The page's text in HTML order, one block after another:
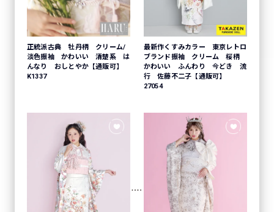
正統派古典 牡丹柄 クリーム/
淡色振袖 かわいい 清楚系 は
んなり おしとやか【通販可】
K1337
最新作くすみカラー 東京レトロ
ブランド振袖 クリーム 桜柄
かわいい ふんわり 今どき 流
行 佐藤不二子【通販可】
27054